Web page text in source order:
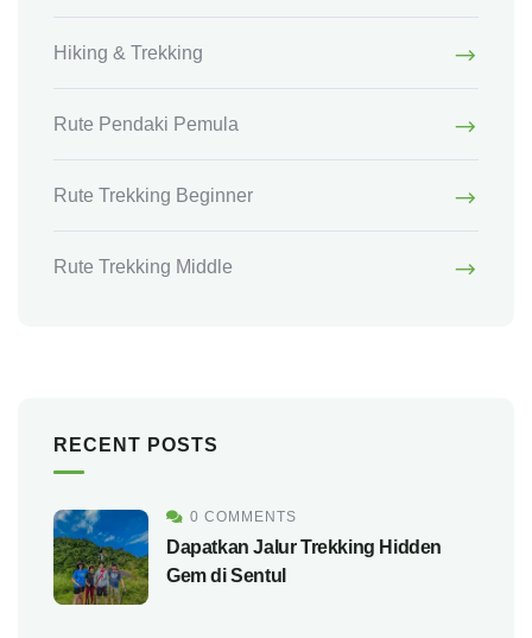
Hiking & Trekking
Rute Pendaki Pemula
Rute Trekking Beginner
Rute Trekking Middle
RECENT POSTS
0 COMMENTS
Dapatkan Jalur Trekking Hidden
Gem di Sentul